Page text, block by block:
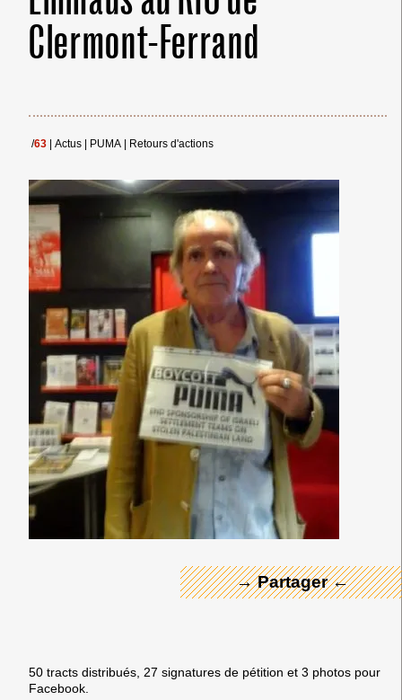
Clermont-Ferrand
/63 Actus PUMA Retours d'actions
→ Partager ←
← Merci ! →
50 tracts distribués, 27 signatures de pétition et 3 photos pour
Facebook.